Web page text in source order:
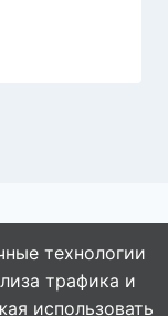
технологии
трафика и
использовать